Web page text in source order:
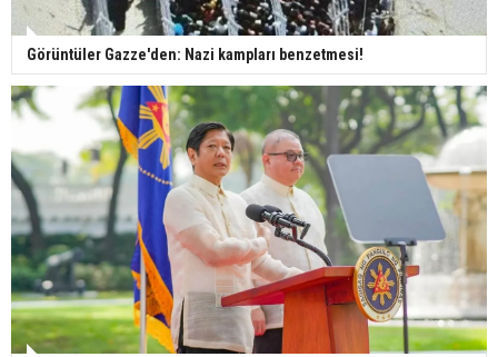
Görüntüler Gazze'den: Nazi kampları benzetmesi!